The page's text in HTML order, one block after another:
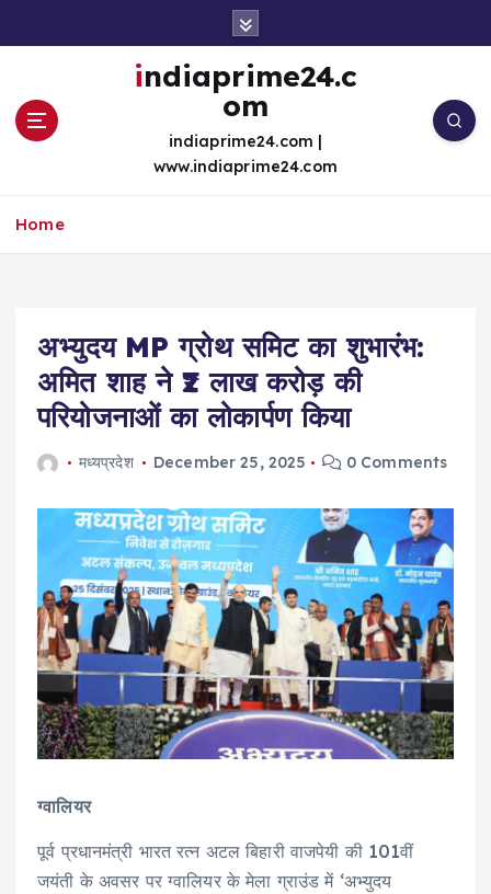
indiaprime24.c
om
indiaprime24.com |
www.indiaprime24.com
Home
अभ्युदय MP ग्रोथ समिट का शुभारंभ:
अमित शाह ने ₹2 लाख करोड़ की
परियोजनाओं का लोकार्पण किया
मध्यप्रदेश December 25, 2025 0 Comments
ग्वालियर
पूर्व प्रधानमंत्री भारत रत्न अटल बिहारी वाजपेयी की 101वीं
जयंती के अवसर पर ग्वालियर के मेला ग्राउंड में ‘अभ्युदय